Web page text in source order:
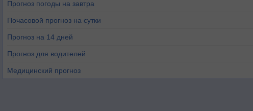
Прогноз погоды на завтра
Почасовой прогноз на сутки
Прогноз на 14 дней
Прогноз для водителей
Медицинский прогноз